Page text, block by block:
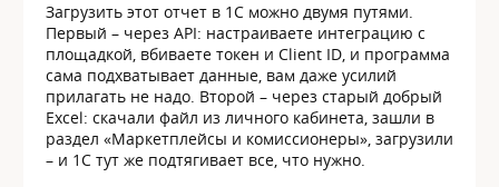
Загрузить этот отчет в 1С можно двумя путями.
Первый – через API: настраиваете интеграцию с
площадкой, вбиваете токен и Client ID, и программа
сама подхватывает данные, вам даже усилий
прилагать не надо. Второй – через старый добрый
Excel: скачали файл из личного кабинета, зашли в
раздел «Маркетплейсы и комиссионеры», загрузили
– и 1С тут же подтягивает все, что нужно.